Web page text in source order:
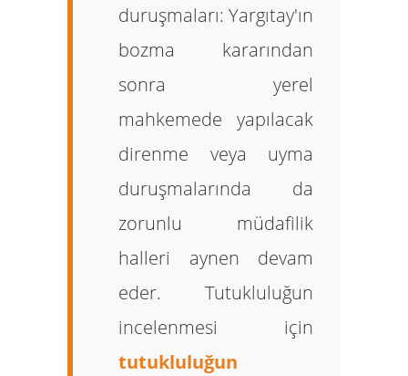
duruşmaları: Yargıtay'ın
bozma kararından
sonra yerel
mahkemede yapılacak
direnme veya uyma
duruşmalarında da
zorunlu müdafilik
halleri aynen devam
eder. Tutukluluğun
incelenmesi için
tutukluluğun